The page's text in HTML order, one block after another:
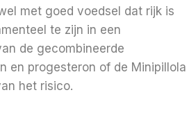
met goed voedsel dat rijk is
te zijn in een
de gecombineerde
en progesteron of de Minipillola
het risico.